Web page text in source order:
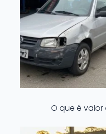
O que é valor